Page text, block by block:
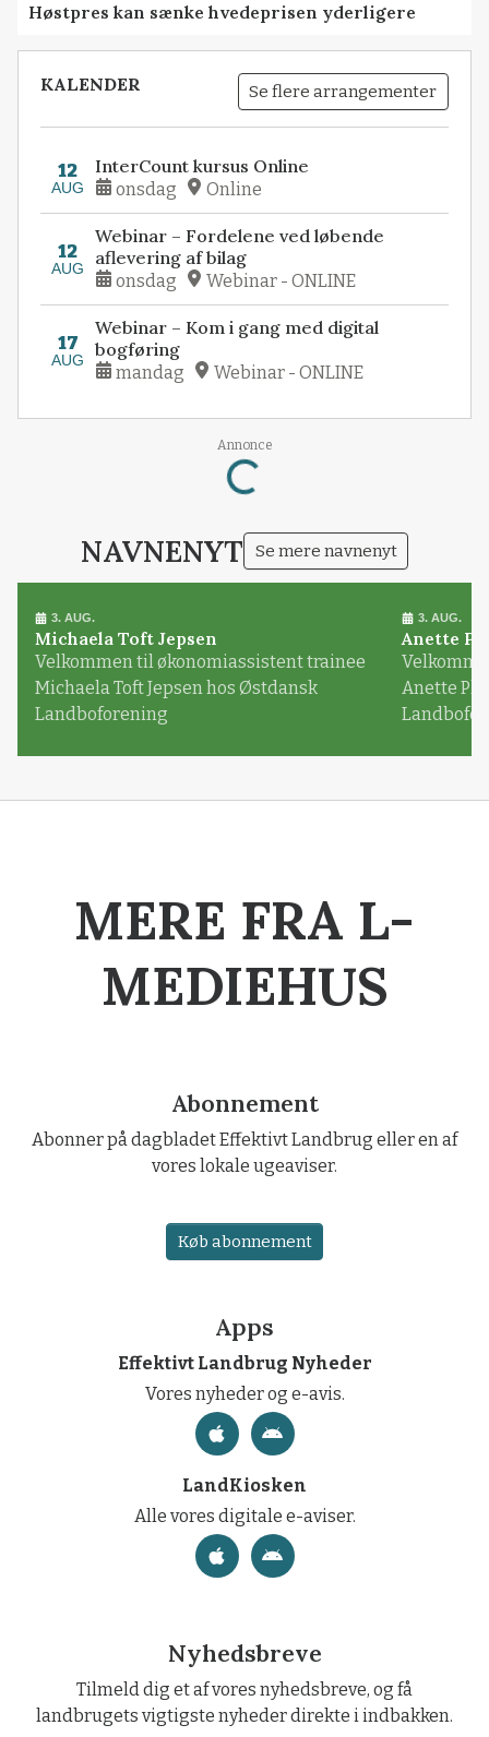
Høstpres kan sænke hvedeprisen yderligere
KALENDER Se flere arrangementer
12
AUG
InterCount kursus Online
onsdag Online
12
AUG
Webinar – Fordelene ved løbende
aflevering af bilag
onsdag Webinar - ONLINE
17
AUG
Webinar – Kom i gang med digital
bogføring
mandag Webinar - ONLINE
Annonce
Loading...
NAVNENYT Se mere navnenyt
3. AUG.
Michaela Toft Jepsen
Velkommen til økonomiassistent trainee
Michaela Toft Jepsen hos Østdansk
Landboforening
3. AUG.
Anette
Anette
MERE FRA L-
MEDIEHUS
Abonnement
Abonner på dagbladet Effektivt Landbrug eller en af
vores lokale ugeaviser.
Køb abonnement
Apps
Effektivt Landbrug Nyheder
Vores nyheder og e-avis.
LandKiosken
Alle vores digitale e-aviser.
Nyhedsbreve
Tilmeld dig et af vores nyhedsbreve, og få
landbrugets vigtigste nyheder direkte i indbakken.